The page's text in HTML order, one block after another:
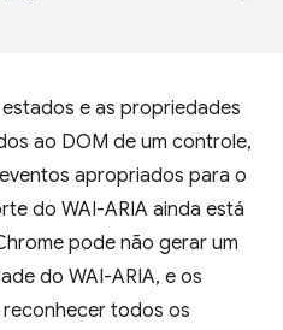
e as propriedades
ao DOM de um controle,
apropriados para o
do WAI-ARIA ainda está
pode não gerar um
do WAI-ARIA, e os
todos os